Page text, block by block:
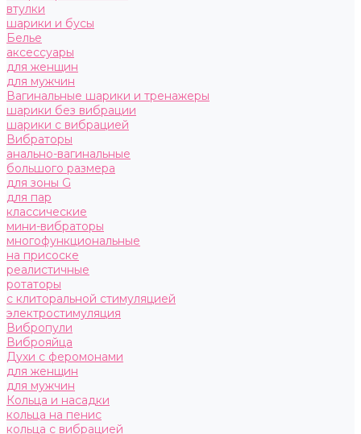
втулки
шарики и бусы
Белье
аксессуары
для женщин
для мужчин
Вагинальные шарики и тренажеры
шарики без вибрации
шарики с вибрацией
Вибраторы
анально-вагинальные
большого размера
для зоны G
для пар
классические
мини-вибраторы
многофункциональные
на присоске
реалистичные
ротаторы
с клиторальной стимуляцией
электростимуляция
Вибропули
Виброяйца
Духи с феромонами
для женщин
для мужчин
Кольца и насадки
кольца на пенис
кольца с вибрацией